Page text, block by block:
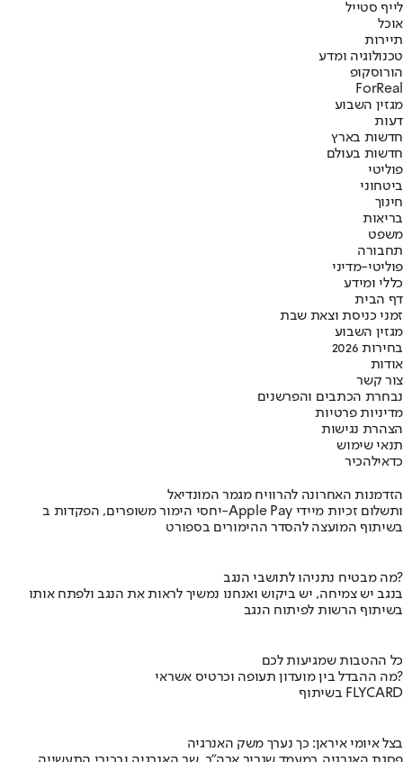
לייף סטייל
אוכל
תיירות
טכנולוגיה ומדע
הורוסקופ
ForReal
מגזין השבוע
דעות
חדשות בארץ
חדשות בעולם
פוליטי
ביטחוני
חינוך
בריאות
משפט
תחבורה
פוליטי-מדיני
כללי ומידע
דף הבית
זמני כניסת וצאת שבת
מגזין השבוע
בחירות 2026
אודות
צור קשר
נבחרת הכתבים והפרשנים
מדיניות פרטיות
הצהרת נגישות
תנאי שימוש
כדאילהכיר
הזדמנות האחרונה להרוויח מגמר המונדיאל
יחסי הימור משופרים, הפקדות ב-Apple Pay ותשלום זכיות מיידי
בשיתוף המועצה להסדר ההימורים בספורט
מה מבטיח נתניהו לתושבי הנגב?
בנגב יש צמיחה, יש ביקוש ואנחנו נמשיך לראות את הנגב ולפתח אותו
בשיתוף הרשות לפיתוח הנגב
כל ההטבות שמגיעות לכם
מה ההבדל בין מועדון תעופה וכרטיס אשראי?
בשיתוף FLYCARD
בצל איומי איראן: כך נערך משק האנרגיה